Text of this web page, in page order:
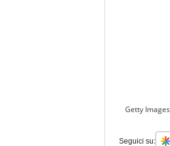
Getty Images
Seguici su: